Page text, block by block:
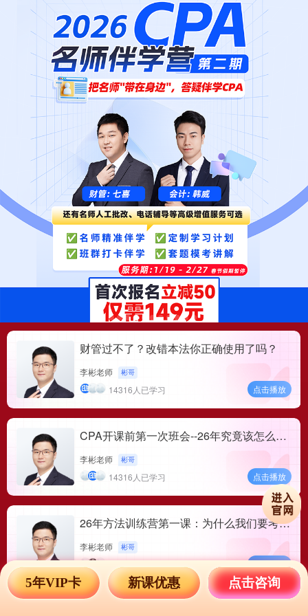
财管过不了？改错本法你正确使用了吗？
李彬老师 彬哥
14316人已学习 点击播放
CPA开课前第一次班会--26年究竟该怎么
李彬老师 彬哥
14316人已学习 点击播放
26年方法训练营第一课：为什么我们要考C
李彬老师 彬哥
14316人已学习 点击播放
128分
粉**
1809019938
教材学员
1-2科过关学员
2503007306
教材学员
127.75分
梅**
2305006795
私教班学员
1-2科过关学员
建**
1811006180
六神班学员
192.25分
艾**
2009076176
教材学员
教材学员
押题班学员
六神班学员
一次过6科
405分
天**
2309523061
六神班学员
一次过5科
342.5分
5年VIP卡 新课优惠 点击咨询